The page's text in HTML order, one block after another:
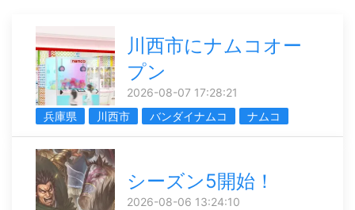
川西市にナムコオー
プン
2026-08-07 17:28:21
兵庫県
川西市 バンダイナムコ ナムコ
シーズン5開始！
2026-08-06 13:24:10